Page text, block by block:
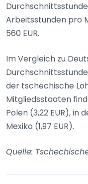
Arbeitsstunden pro
560 EUR.
Im Vergleich zu
der tschechische
Mitgliedsstaaten
Polen (3,22 EUR), in
Mexiko (1,97 EUR).
Quelle: